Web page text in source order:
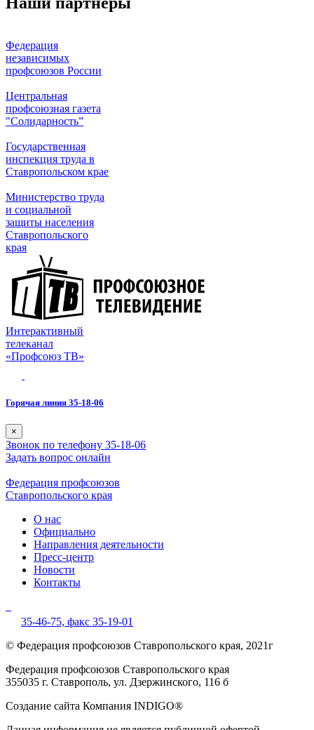
Федерация
независимых
профсоюзов России
Центральная
профсоюзная газета
"Солидарность”
Государственная
инспекция труда в
Ставропольском крае
Министерство труда
и социальной
защиты населения
Ставропольского
края
Интерактивный
телеканал
«Профсоюз ТВ»
Горячая линия 35-18-06
×
Звонок по телефону 35-18-06
Задать вопрос онлайн
Федерация профсоюзов
Ставропольского края
О нас
Официально
Направления деятельности
Пресс-центр
Новости
Контакты
35-46-75, факс 35-19-01
© Федерация профсоюзов Ставропольского края, 2021г
Федерация профсоюзов Ставропольского края
355035 г. Ставрополь, ул. Дзержинского, 116 б
Создание сайта Компания INDIGO®